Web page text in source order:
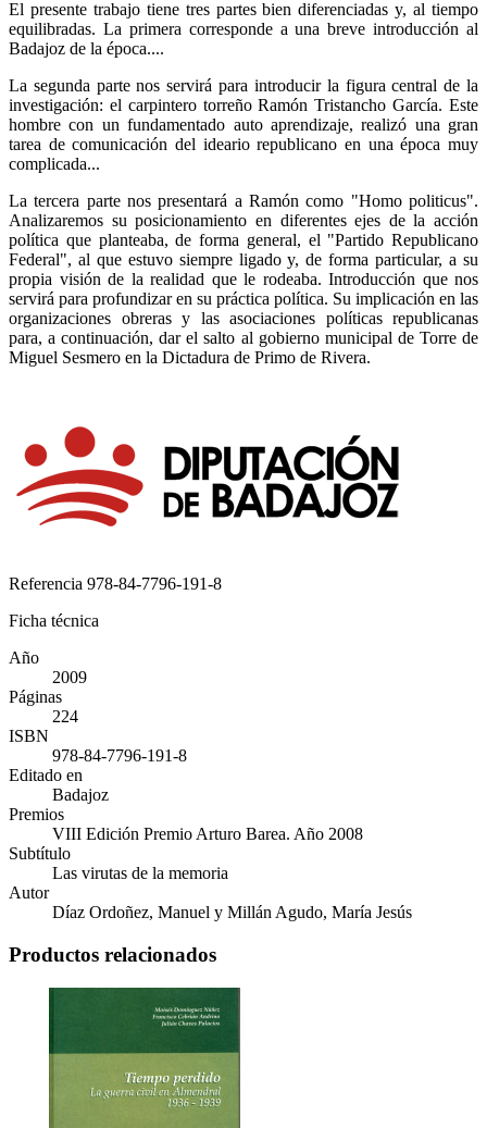
El presente trabajo tiene tres partes bien diferenciadas y, al tiempo
equilibradas. La primera corresponde a una breve introducción al
Badajoz de la época....
La segunda parte nos servirá para introducir la figura central de la
investigación: el carpintero torreño Ramón Tristancho García. Este
hombre con un fundamentado auto aprendizaje, realizó una gran
tarea de comunicación del ideario republicano en una época muy
complicada...
La tercera parte nos presentará a Ramón como "Homo politicus".
Analizaremos su posicionamiento en diferentes ejes de la acción
política que planteaba, de forma general, el "Partido Republicano
Federal", al que estuvo siempre ligado y, de forma particular, a su
propia visión de la realidad que le rodeaba. Introducción que nos
servirá para profundizar en su práctica política. Su implicación en las
organizaciones obreras y las asociaciones políticas republicanas
para, a continuación, dar el salto al gobierno municipal de Torre de
Miguel Sesmero en la Dictadura de Primo de Rivera.
Referencia 978-84-7796-191-8
Ficha técnica
Año
2009
Páginas
224
ISBN
978-84-7796-191-8
Editado en
Badajoz
Premios
VIII Edición Premio Arturo Barea. Año 2008
Subtítulo
Las virutas de la memoria
Autor
Díaz Ordoñez, Manuel y Millán Agudo, María Jesús
Productos relacionados